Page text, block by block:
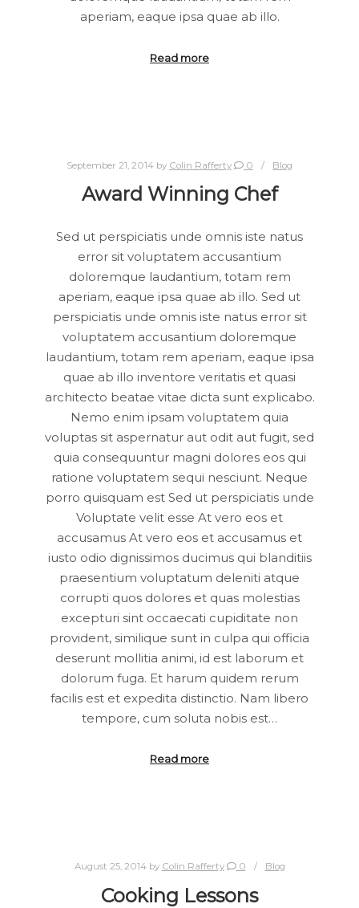
aperiam, eaque ipsa quae ab illo.
Read more
September 21, 2014 by Colin Rafferty 0 Blog
Award Winning Chef
Sed ut perspiciatis unde omnis iste natus
error sit voluptatem accusantium
doloremque laudantium, totam rem
aperiam, eaque ipsa quae ab illo. Sed ut
perspiciatis unde omnis iste natus error sit
voluptatem accusantium doloremque
laudantium, totam rem aperiam, eaque ipsa
quae ab illo inventore veritatis et quasi
architecto beatae vitae dicta sunt explicabo.
Nemo enim ipsam voluptatem quia
voluptas sit aspernatur aut odit aut fugit, sed
quia consequuntur magni dolores eos qui
ratione voluptatem sequi nesciunt. Neque
porro quisquam est Sed ut perspiciatis unde
Voluptate velit esse At vero eos et
accusamus At vero eos et accusamus et
iusto odio dignissimos ducimus qui blanditiis
praesentium voluptatum deleniti atque
corrupti quos dolores et quas molestias
excepturi sint occaecati cupiditate non
provident, similique sunt in culpa qui officia
deserunt mollitia animi, id est laborum et
dolorum fuga. Et harum quidem rerum
facilis est et expedita distinctio. Nam libero
tempore, cum soluta nobis est…
Read more
August 25, 2014by Colin Rafferty 0 Blog
Cooking Lessons